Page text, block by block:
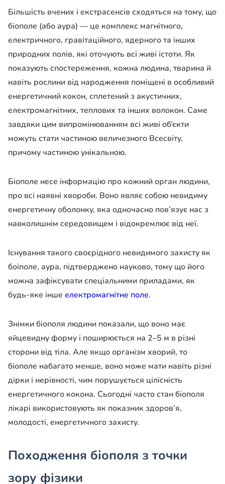
Більшість вчених і екстрасенсів сходяться на тому, що
біополе (або аура) — це комплекс магнітного,
електричного, гравітаційного, ядерного та інших
природних полів, які оточують всі живі істоти. Як
показують спостереження, кожна людина, тварина й
навіть рослини від народження поміщені в особливий
енергетичний кокон, сплетений з акустичних,
електромагнітних, теплових та інших волокон. Саме
завдяки цим випромінюванням всі живі об’єкти
можуть стати частиною величезного Всесвіту,
причому частиною унікальною.
Біополе несе інформацію про кожний орган людини,
про всі наявні хвороби. Воно являє собою невидиму
енергетичну оболонку, яка одночасно пов’язує нас з
навколишнім середовищем і відокремлює від неї.
Існування такого своєрідного невидимого захисту як
боіполе, аура, підтверджено науково, тому що його
можна зафіксувати спеціальними приладами, як
будь-яке інше електромагнітне поле.
Знімки біополя людини показали, що воно має
яйцевидну форму і поширюється на 2–5 м в різні
сторони від тіла. Але якщо організм хворий, то
біополе набагато менше, воно може мати навіть різні
дірки і нерівності, чим порушується цілісність
енергетичного кокона. Сьогодні часто стан біополя
лікарі використовують як показник здоров’я,
молодості, енергетичного захисту.
Походження біополя з точки
зору фізики